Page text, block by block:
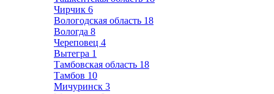
Чирчик 6
Вологодская область 18
Вологда 8
Череповец 4
Вытегра 1
Тамбовская область 18
Тамбов 10
Мичуринск 3